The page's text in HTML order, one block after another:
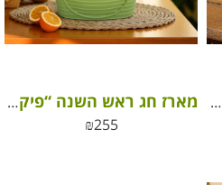
מארז “מזוודת הבשורה” – יין גלילי, שוקולד היידי, מיץ תפוחים טבעי ועוד הפתעות
מארז חג ראש השנה “פיקניק בטעם של בית”
₪255